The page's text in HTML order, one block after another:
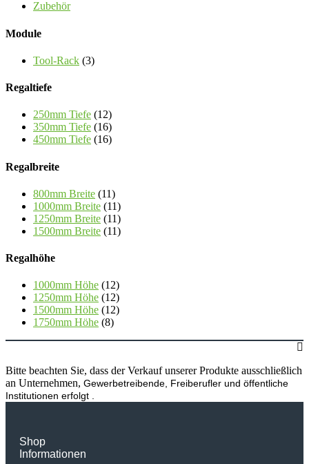
Zubehör
Module
Tool-Rack (3)
Regaltiefe
250mm Tiefe (12)
350mm Tiefe (16)
450mm Tiefe (16)
Regalbreite
800mm Breite (11)
1000mm Breite (11)
1250mm Breite (11)
1500mm Breite (11)
Regalhöhe
1000mm Höhe (12)
1250mm Höhe (12)
1500mm Höhe (12)
1750mm Höhe (8)
Bitte beachten Sie, dass der Verkauf unserer Produkte ausschließlich
an Unternehmen, Gewerbetreibende, Freiberufler und öffentliche
Institutionen erfolgt .
Shop
Informationen